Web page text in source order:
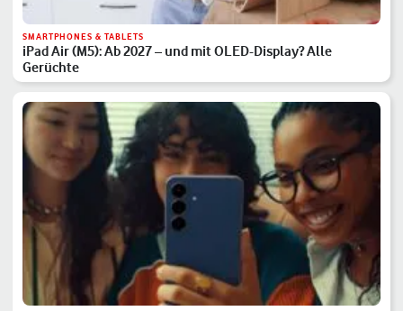
SMARTPHONES & TABLETS
iPad Air (M5): Ab 2027 – und mit OLED-Display? Alle
Gerüchte